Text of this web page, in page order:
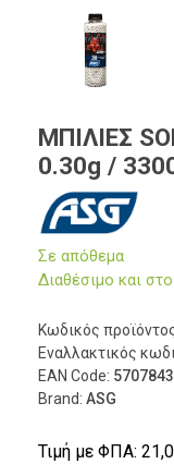
ΜΠΙΛΙΕΣ
0.30g /
Σε απόθεμα
Διαθέσιμο και
Κωδικός
Εναλλακτικός
EAN Code:
Brand: ASG
Τιμή με ΦΠΑ: